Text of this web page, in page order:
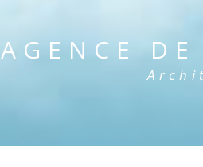
AGENCE